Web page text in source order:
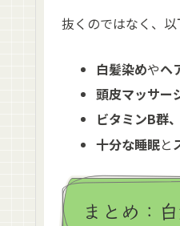
抜くのではなく、
白髪染めやヘ
頭皮マッサー
ビタミンB群
十分な睡眠と
まとめ：